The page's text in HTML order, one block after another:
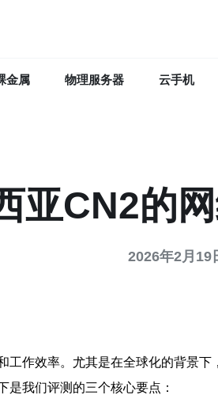
金属 物理服务器 云手机
亚CN2的
2026年2月19
作效率。尤其是在全球化的背景
我们评测的三个核心要点：